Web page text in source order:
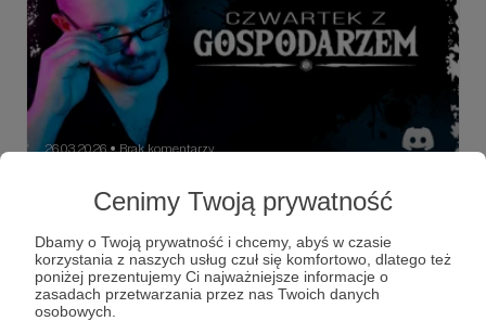
Cenimy Twoją prywatność
Dbamy o Twoją prywatność i chcemy, abyś w czasie
korzystania z naszych usług czuł się komfortowo, dlatego też
poniżej prezentujemy Ci najważniejsze informacje o
zasadach przetwarzania przez nas Twoich danych
osobowych.
26.03.2026 ● Brak komentarzy
Czwartek z Gospodarzem - 26.03.2026
W tym tygodniu czwartek z... Kamilem! ✨
CzG czwartek czwartek z gospodarzem